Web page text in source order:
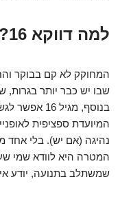
למה דווקא 16?
שבו יש כבר יותר בגרות,
בנוסף, מגיל
המיועדת ספציפית
המטרה היא לוודא שמי
שמשתלב בתנועה, יודע